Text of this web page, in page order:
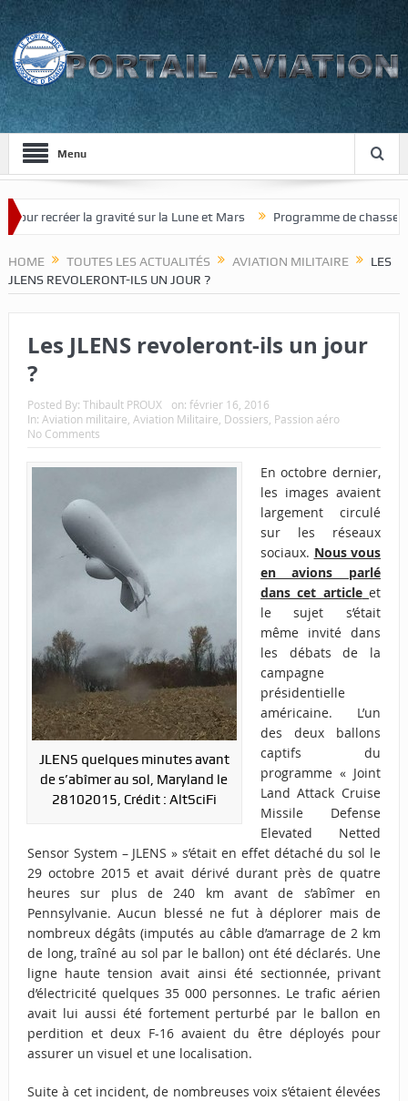
Menu
la gravité sur la Lune et Mars Programme de chasseur de
HOME TOUTES LES ACTUALITÉS AVIATION MILITAIRE
LES
JLENS REVOLERONT-ILS UN JOUR ?
Les JLENS revoleront-ils un jour
?
Posted By: Thibault PROUX on: février 16, 2016
In: Aviation militaire Aviation Militaire Dossiers Passion aéro
No Comments
JLENS quelques minutes avant
de s’abîmer au sol, Maryland le
28102015, Crédit : AltSciFi
En octobre dernier,
les images avaient
largement circulé
sur les réseaux
sociaux. Nous vous
en avions parlé
dans cet article et
le sujet s’était
même invité dans
les débats de la
campagne
présidentielle
américaine. L’un
des deux ballons
captifs du
programme « Joint
Land Attack Cruise
Missile Defense
Elevated Netted
Sensor System – JLENS » s’était en effet détaché du sol le
29 octobre 2015 et avait dérivé durant près de quatre
heures sur plus de 240 km avant de s’abîmer en
Pennsylvanie. Aucun blessé ne fut à déplorer mais de
nombreux dégâts (imputés au câble d’amarrage de 2 km
de long, traîné au sol par le ballon) ont été déclarés. Une
ligne haute tension avait ainsi été sectionnée, privant
d’électricité quelques 35 000 personnes. Le trafic aérien
avait lui aussi été fortement perturbé par le ballon en
perdition et deux F-16 avaient du être déployés pour
assurer un visuel et une localisation.
Suite à cet incident, de nombreuses voix s’étaient élevées